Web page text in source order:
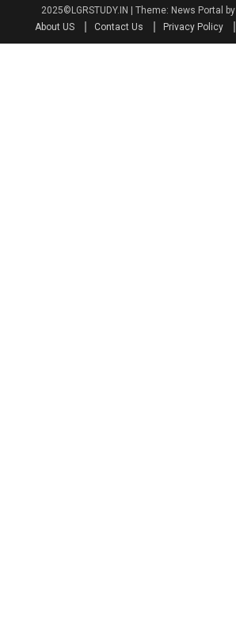
2025©LGRSTUDY.IN | Theme: News Portal by
About US
Contact Us Privacy Policy